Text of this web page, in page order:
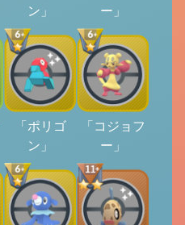
ン」
ー」
「ポリゴ
ン」
「コジョフ
ー」